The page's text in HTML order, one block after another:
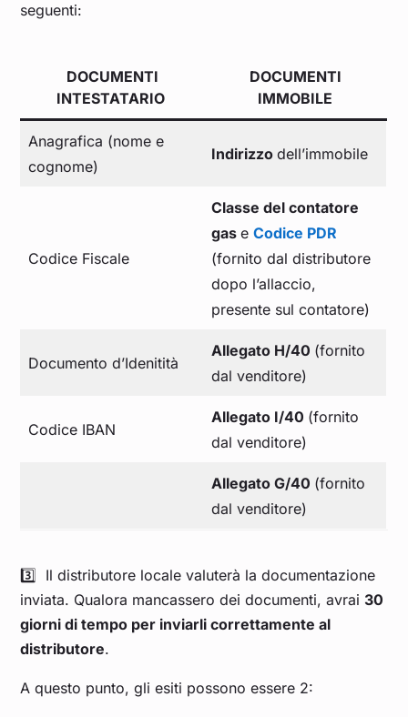
seguenti:
DOCUMENTI
INTESTATARIO
DOCUMENTI
IMMOBILE
Anagrafica (nome e
cognome)
Indirizzodell’immobile
Codice Fiscale
Classe del contatore
gaseCodice PDR
(fornito dal distributore
dopo l’allaccio,
presente sul contatore)
Documento d’Idenitità
Allegato H/40 (fornito
dal venditore)
Codice IBAN
Allegato I/40 (fornito
dal venditore)
Allegato G/40 (fornito
dal venditore)
3️⃣ Il distributore locale valuterà la documentazione
inviata. Qualora mancassero dei documenti, avrai 30
giorni di tempo per inviarli correttamente al
distributore.
A questo punto, gli esiti possono essere 2: